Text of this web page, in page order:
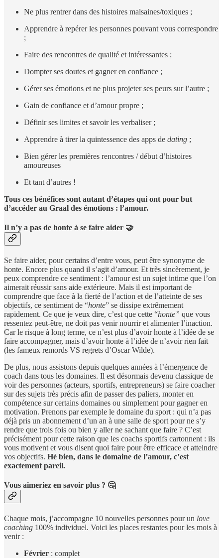
Ne plus rentrer dans des histoires malsaines/toxiques ;
Apprendre à repérer les personnes pouvant vous correspondre
;
Faire des rencontres de qualité et intéressantes ;
Dompter ses doutes et gagner en confiance ;
Gérer ses émotions et ne plus projeter ses peurs sur l’autre ;
Gain de confiance et d’amour propre ;
Définir ses limites et savoir les verbaliser ;
Apprendre à tirer la quintessence des apps de dating ;
Bien gérer les premières rencontres / début d’histoires
amoureuses
Et tant d’autres !
Tous ces bénéfices sont autant d’étapes qui ont pour but
d’accéder au Graal des émotions : l’amour.
Il n’y a pas de honte à se faire aider 🤝
Se faire aider, pour certains d’entre vous, peut être synonyme de
honte. Encore plus quand il s’agit d’amour. Et très sincèrement, je
peux comprendre ce sentiment : l’amour est un sujet intime que l’on
aimerait réussir sans aide extérieure. Mais il est important de
comprendre que face à la fierté de l’action et de l’atteinte de ses
objectifs, ce sentiment de “honte” se dissipe extrêmement
rapidement. Ce que je veux dire, c’est que cette “honte” que vous
ressentez peut-être, ne doit pas venir nourrir et alimenter l’inaction.
Car le risque à long terme, ce n’est plus d’avoir honte à l’idée de se
faire accompagner, mais d’avoir honte à l’idée de n’avoir rien fait
(les fameux remords VS regrets d’Oscar Wilde).
De plus, nous assistons depuis quelques années à l’émergence de
coach dans tous les domaines. Il est désormais devenu classique de
voir des personnes (acteurs, sportifs, entrepreneurs) se faire coacher
sur des sujets très précis afin de passer des paliers, monter en
compétence sur certains domaines ou simplement pour gagner en
motivation. Prenons par exemple le domaine du sport : qui n’a pas
déjà pris un abonnement d’un an à une salle de sport pour ne s’y
rendre que trois fois ou bien y aller ne sachant que faire ? C’est
précisément pour cette raison que les coachs sportifs cartonnent : ils
vous motivent et vous disent quoi faire pour être efficace et atteindre
vos objectifs. Hé bien, dans le domaine de l’amour, c’est
exactement pareil.
Vous aimeriez en savoir plus ? 🤔
Chaque mois, j’accompagne 10 nouvelles personnes pour un love
coaching 100% individuel. Voici les places restantes pour les mois à
venir :
Février : complet